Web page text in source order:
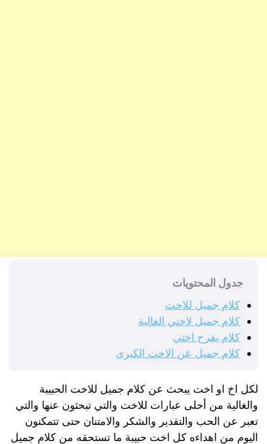
جدول المحتويات
كلام جميل للاخت
كلام جميل لاختي الغالية
كلام يفرح اختي
كلام جميل عن الاخت الكبرى
لكل اخ او اخت يبحث عن كلام جميل للاخت الحبيبة
والغالية من أحلى عبارات للاخت والتي تبحثون عنها والتي
تعبر عن الحب والتقدير والشكر والامتنان حتى تتمكنون
اليوم من اهداءه كل اخت حبيبة ما تستحقه من كلام جميل